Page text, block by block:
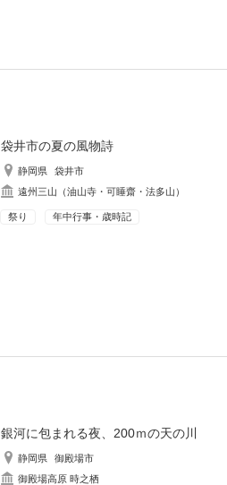
袋井市の夏の風物詩
静岡県
袋井市
遠州三山（油山寺・可睡齋・法多山）
祭り 年中行事・歳時記
銀河に包まれる夜、200ｍの天の川
静岡県
御殿場市
御殿場高原 時之栖